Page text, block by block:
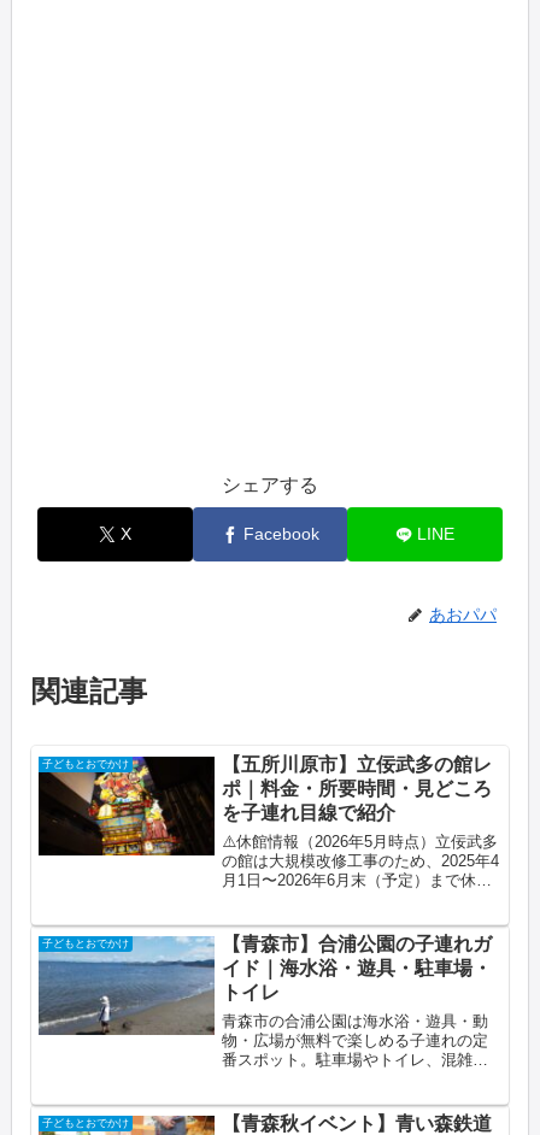
シェアする
X Facebook LINE
あおパパ
関連記事
子どもとおでかけ
【五所川原市】立佞武多の館レ
ポ｜料金・所要時間・見どころ
を子連れ目線で紹介
⚠️休館情報（2026年5月時点）立佞武多
の館は大規模改修工事のため、2025年4
月1日〜2026年6月末（予定）まで休館
前ねぷたは息子に見せたことがありま
したが、五所川原...
子どもとおでかけ
【青森市】合浦公園の子連れガ
イド｜海水浴・遊具・駐車場・
トイレ
青森市の合浦公園は海水浴・遊具・動
物・広場が無料で楽しめる子連れの定
番スポット。駐車場やトイレ、混雑を
子どもとおでかけ
【青森秋イベント】青い森鉄道